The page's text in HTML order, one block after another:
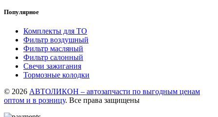
Популярное
Комплекты для ТО
Фильтр воздушный
Фильтр масляный
Фильтр салонный
Свечи зажигания
Тормозные колодки
© 2026 АВТОЛИКОН – автозапчасти по выгодным ценам
оптом и в розницу. Все права защищены